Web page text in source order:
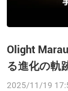
Olight
る進化の軌
2025/11/19